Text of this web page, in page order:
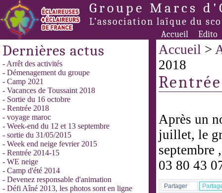
Groupe Marcs
L’association laïque du
Accueil Edito
Dernières actus
- Arrêt des activités
- Démenagement du groupe
- Camp 2021
- Vacances de Toussaint 2018
- Sortie du 16 octobre
- Rentrée 2018
- voyage maroc
- Week-end du 12 et 13 septembre
- sortie du 31/05/2015
- Week end neige fevrier 2015
- Rentrée 2014-15
- WE neige
- Camp d'été 2014
- Devenez responsable d'animation
- Défi Aîné 2013, les photos sont en ligne
Accueil >
2018
Après un
juillet, le
septembre
03 80 43
Partager